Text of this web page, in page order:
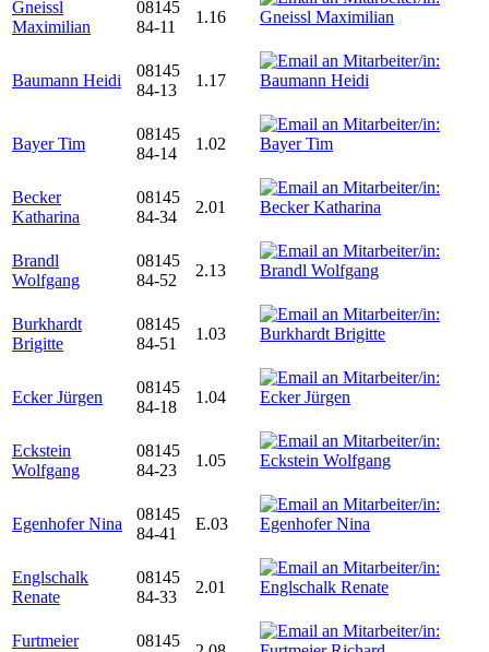
Gneissl
Maximilian
08145
84-11
1.16
Baumann Heidi
08145
84-13
1.17
Bayer Tim
08145
84-14
1.02
Becker
Katharina
08145
84-34
2.01
Brandl
Wolfgang
08145
84-52
2.13
Burkhardt
Brigitte
08145
84-51
1.03
Ecker Jürgen
08145
84-18
1.04
Eckstein
Wolfgang
08145
84-23
1.05
Egenhofer Nina
08145
84-41
E.03
Englschalk
Renate
08145
84-33
2.01
Furtmeier
08145